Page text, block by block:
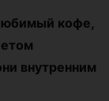
кофе,
внутренним